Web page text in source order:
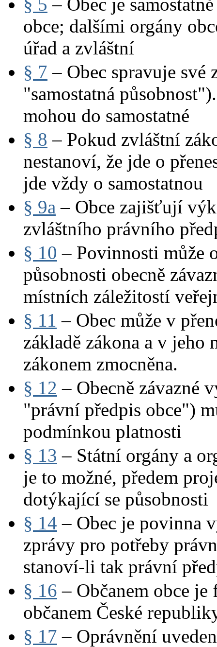
obce; dalšími orgány
úřad a zvláštní
§ 7 – Obec spravuje své
"samostatná
mohou do samostatné
§ 8 – Pokud zvláštní
nestanoví, že jde o
jde vždy o samostatnou
§ 9a – Obce zajišťují
zvláštního právního
§ 10 – Povinnosti může
působnosti obecně
místních záležitostí
§ 11 – Obec může v
základě zákona a v
zákonem zmocněna.
§ 12 – Obecně závazné
"právní předpis obce")
podmínkou platnosti
§ 13 – Státní orgány a
je to možné, předem
dotýkající se působnosti
§ 14 – Obec je povinna
zprávy pro potřeby
stanoví-li tak právní
§ 16 – Občanem obce
občanem České
§ 17 – Oprávnění